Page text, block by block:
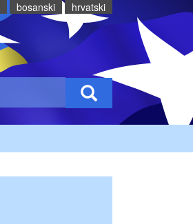
bosanski hrvatski